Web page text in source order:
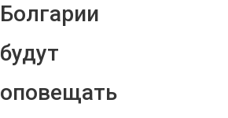
Болгарии
будут
оповещать